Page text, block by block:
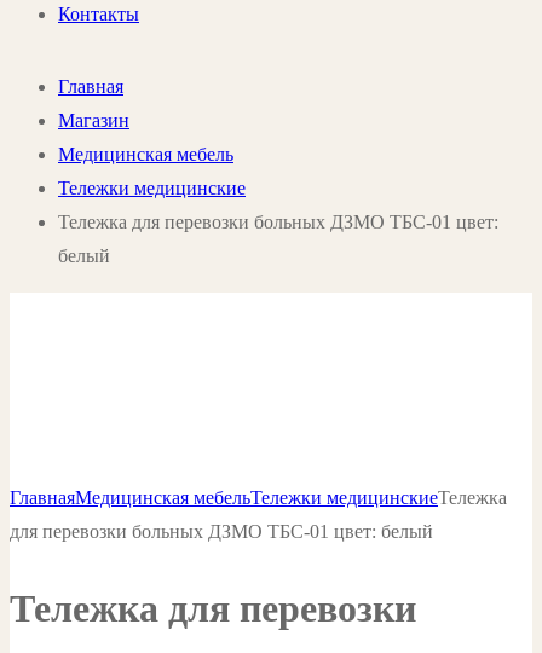
Контакты
Главная
Магазин
Медицинская мебель
Тележки медицинские
Тележка для перевозки больных ДЗМО ТБС-01 цвет:
белый
ГлавнаяМедицинская мебельТележки медицинскиеТележка
для перевозки больных ДЗМО ТБС-01 цвет: белый
Тележка для перевозки